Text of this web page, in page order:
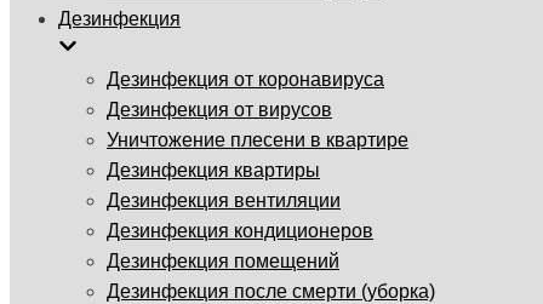
Дезинфекция
Дезинфекция от коронавируса
Дезинфекция от вирусов
Уничтожение плесени в квартире
Дезинфекция квартиры
Дезинфекция вентиляции
Дезинфекция кондиционеров
Дезинфекция помещений
Дезинфекция после смерти (уборка)